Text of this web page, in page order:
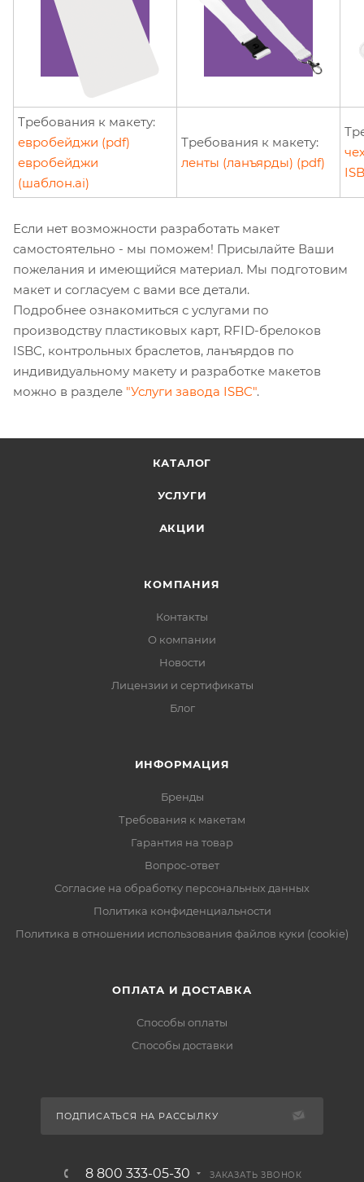
Требования к макету:
евробейджи (pdf)
евробейджи
(шаблон.ai)
Требования к макету:
ленты (ланъярды) (pdf)
Если нет возможности разработать макет
самостоятельно - мы поможем! Присылайте Ваши
пожелания и имеющийся материал. Мы подготовим
макет и согласуем с вами все детали.
Подробнее ознакомиться с услугами по
производству пластиковых карт, RFID-брелоков
ISBC, контрольных браслетов, ланъярдов по
индивидуальному макету и разработке макетов
можно в разделе "Услуги завода ISBC".
КАТАЛОГ
УСЛУГИ
АКЦИИ
КОМПАНИЯ
Контакты
О компании
Новости
Лицензии и сертификаты
Блог
ИНФОРМАЦИЯ
Бренды
Требования к макетам
Гарантия на товар
Вопрос-ответ
Согласие на обработку персональных данных
Политика конфиденциальности
Политика в отношении использования файлов куки (cookie)
ОПЛАТА И ДОСТАВКА
Способы оплаты
Способы доставки
ПОДПИСАТЬСЯ НА РАССЫЛКУ
8 800 333-05-30 ЗАКАЗАТЬ ЗВОНОК